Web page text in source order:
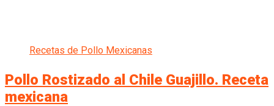
Recetas de Pollo Mexicanas
Pollo Rostizado al Chile Guajillo. Receta
mexicana